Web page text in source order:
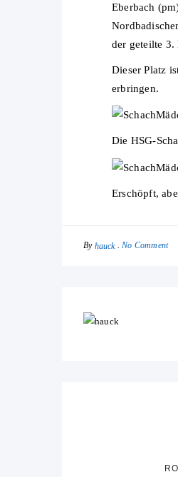
Eberbach
der geteilte 3.
Dieser Platz
erbringen.
Die HSG-
Erschöpft,
By hauck No Comment